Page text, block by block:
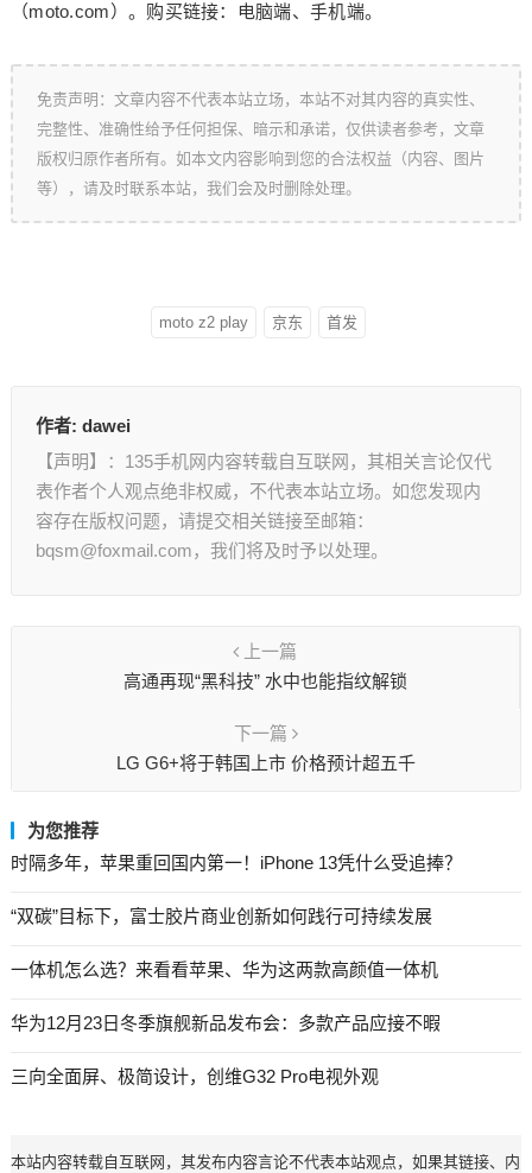
（moto.com）。购买链接：电脑端、手机端。
免责声明：文章内容不代表本站立场，本站不对其内容的真实性、
完整性、准确性给予任何担保、暗示和承诺，仅供读者参考，文章
版权归原作者所有。如本文内容影响到您的合法权益（内容、图片
等），请及时联系本站，我们会及时删除处理。
moto z2 play 京东 首发
作者: dawei
【声明】：135手机网内容转载自互联网，其相关言论仅代
表作者个人观点绝非权威，不代表本站立场。如您发现内
容存在版权问题，请提交相关链接至邮箱：
bqsm@foxmail.com，我们将及时予以处理。
上一篇
高通再现“黑科技” 水中也能指纹解锁
下一篇
LG G6+将于韩国上市 价格预计超五千
为您推荐
时隔多年，苹果重回国内第一！iPhone 13凭什么受追捧？
“双碳”目标下，富士胶片商业创新如何践行可持续发展
一体机怎么选？来看看苹果、华为这两款高颜值一体机
华为12月23日冬季旗舰新品发布会：多款产品应接不暇
三向全面屏、极简设计，创维G32 Pro电视外观
本站内容转载自互联网，其发布内容言论不代表本站观点，如果其链接、内